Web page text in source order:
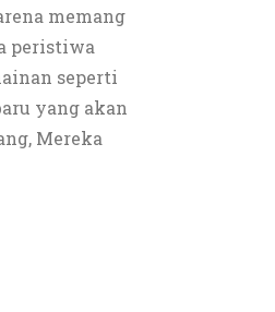
memang
peristiwa
seperti
yang akan
Mereka